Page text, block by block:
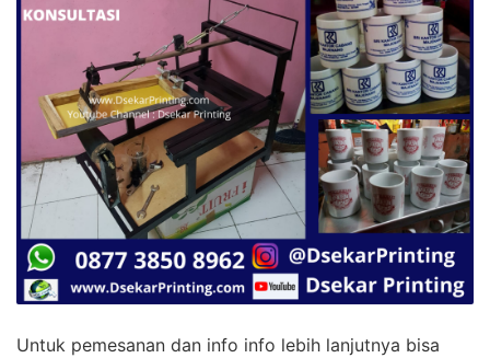
Untuk pemesanan dan info info lebih lanjutnya bisa